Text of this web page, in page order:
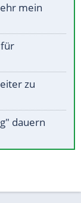
mein
zu
dauern